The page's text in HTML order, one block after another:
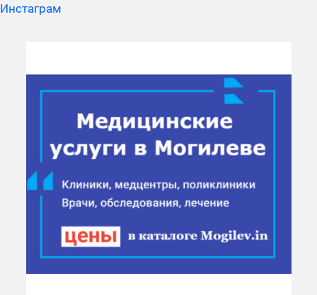
Инстаграм